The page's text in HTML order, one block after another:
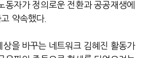
동자가 정의로운 전환과 공공재생에
약속했다.
상을 바꾸는 네트워크 김혜진 활동가